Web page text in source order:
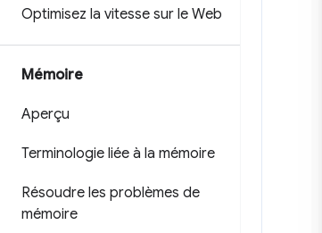
Optimisez la vitesse sur le Web
Mémoire
Aperçu
Terminologie liée à la mémoire
Résoudre les problèmes de
mémoire